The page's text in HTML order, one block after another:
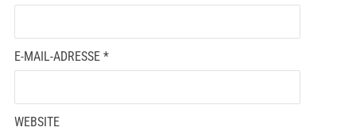
E-MAIL-ADRESSE *
WEBSITE